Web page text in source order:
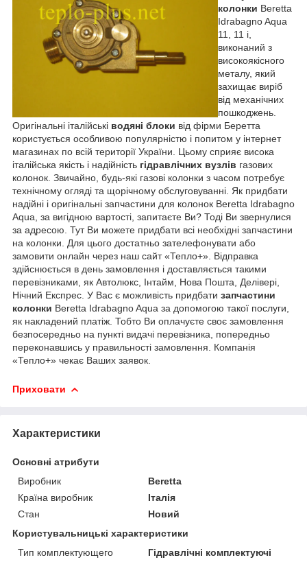
колонки Beretta
Idrabagno Aqua
11, 11 i,
виконаний з
високоякісного
металу, який
захищає виріб
від механічних
пошкоджень.
Оригінальні італійські водяні блоки від фірми Беретта
користується особливою популярністю і попитом у інтернет
магазинах по всій території України. Цьому сприяє висока
італійська якість і надійність гідравлічних вузлів газових
колонок. Звичайно, будь-які газові колонки з часом потребує
технічному огляді та щорічному обслуговуванні. Як придбати
надійні і оригінальні запчастини для колонок Beretta Idrabagno
Aqua, за вигідною вартості, запитаєте Ви? Тоді Ви звернулися
за адресою. Тут Ви можете придбати всі необхідні запчастини
на колонки. Для цього достатньо зателефонувати або
замовити онлайн через наш сайт «Тепло+». Відправка
здійснюється в день замовлення і доставляється такими
перевізниками, як Автолюкс, Інтайм, Нова Пошта, Делівері,
Нічний Експрес. У Вас є можливість придбати запчастини
колонки Beretta Idrabagno Aqua за допомогою такої послуги,
як накладений платіж. Тобто Ви оплачуєте своє замовлення
безпосередньо на пункті видачі перевізника, попередньо
переконавшись у правильності замовлення. Компанія
«Тепло+» чекає Ваших заявок.
Приховати
Характеристики
Основні атрибути
Виробник
Beretta
Країна виробник
Італія
Стан
Новий
Користувальницькі характеристики
Тип комплектующего
Гідравлічні комплектуючі